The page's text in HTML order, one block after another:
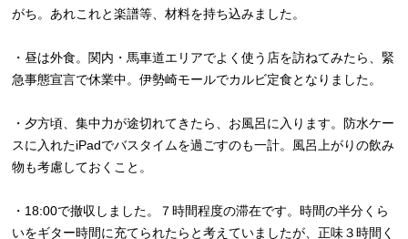
がち。あれこれと楽譜等、材料を持ち込みました。
・昼は外食。関内・馬車道エリアでよく使う店を訪ねてみたら、緊
急事態宣言で休業中。伊勢崎モールでカルビ定食となりました。
・夕方頃、集中力が途切れてきたら、お風呂に入ります。防水ケー
スに入れたiPadでバスタイムを過ごすのも一計。風呂上がりの飲み
物も考慮しておくこと。
・18:00で撤収しました。７時間程度の滞在です。時間の半分くら
いをギター時間に充てられたらと考えていましたが、正味３時間く